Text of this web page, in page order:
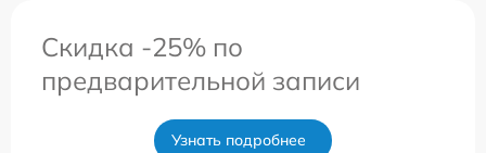
Скидка -25% по
предварительной записи
Узнать подробнее